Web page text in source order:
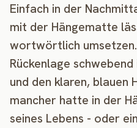
Einfach in der
mit der Hängematte
wortwörtlich
Rückenlage
und den klaren, blauen
mancher hatte in der
seines Lebens - oder